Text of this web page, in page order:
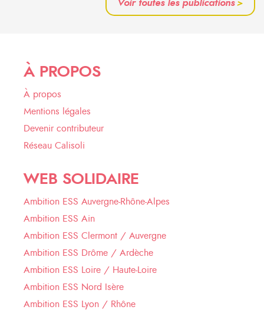
Voir toutes les publications>
À PROPOS
À propos
Mentions légales
Devenir contributeur
Réseau Calisoli
WEB SOLIDAIRE
Ambition ESS Auvergne-Rhône-Alpes
Ambition ESS Ain
Ambition ESS Clermont / Auvergne
Ambition ESS Drôme / Ardèche
Ambition ESS Loire / Haute-Loire
Ambition ESS Nord Isère
Ambition ESS Lyon / Rhône